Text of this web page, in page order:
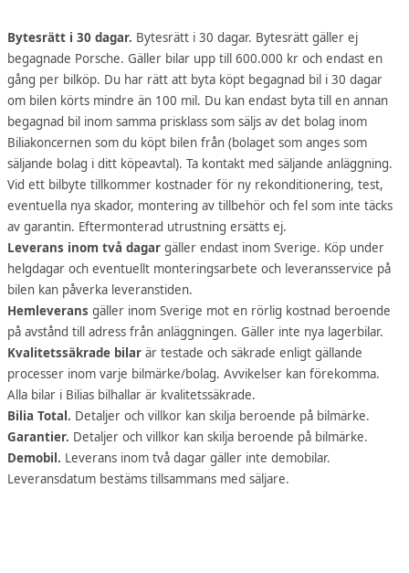
Bytesrätt i 30 dagar. Bytesrätt i 30 dagar. Bytesrätt gäller ej
begagnade Porsche. Gäller bilar upp till 600.000 kr och endast en
gång per bilköp. Du har rätt att byta köpt begagnad bil i 30 dagar
om bilen körts mindre än 100 mil. Du kan endast byta till en annan
begagnad bil inom samma prisklass som säljs av det bolag inom
Biliakoncernen som du köpt bilen från (bolaget som anges som
säljande bolag i ditt köpeavtal). Ta kontakt med säljande anläggning.
Vid ett bilbyte tillkommer kostnader för ny rekonditionering, test,
eventuella nya skador, montering av tillbehör och fel som inte täcks
av garantin. Eftermonterad utrustning ersätts ej.
Leverans inom två dagar gäller endast inom Sverige. Köp under
helgdagar och eventuellt monteringsarbete och leveransservice på
bilen kan påverka leveranstiden.
Hemleverans gäller inom Sverige mot en rörlig kostnad beroende
på avstånd till adress från anläggningen. Gäller inte nya lagerbilar.
Kvalitetssäkrade bilar är testade och säkrade enligt gällande
processer inom varje bilmärke/bolag. Avvikelser kan förekomma.
Alla bilar i Bilias bilhallar är kvalitetssäkrade.
Bilia Total. Detaljer och villkor kan skilja beroende på bilmärke.
Garantier. Detaljer och villkor kan skilja beroende på bilmärke.
Demobil. Leverans inom två dagar gäller inte demobilar.
Leveransdatum bestäms tillsammans med säljare.